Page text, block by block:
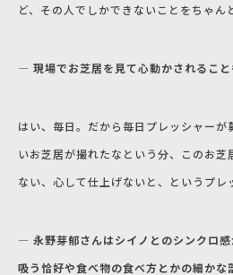
ど、その人でしかできないことをちゃん
― 現場でお芝居を見て心動かされること
はい、毎日。だから毎日プレッシャーが
いお芝居が撮れたなという分、このお
ない、心して仕上げないと、というプレ
― 永野芽郁さんはシイノとのシンクロ
吸う恰好や食べ物の食べ方とかの細かな